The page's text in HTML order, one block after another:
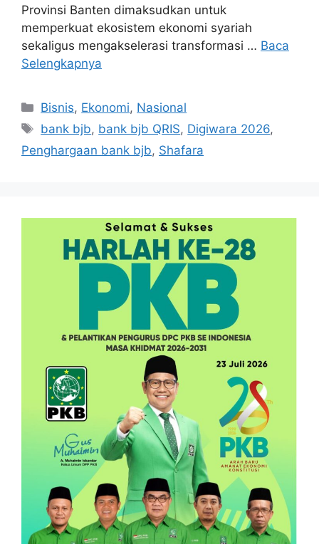
Provinsi Banten dimaksudkan untuk
memperkuat ekosistem ekonomi syariah
sekaligus mengakselerasi transformasi … Baca
Selengkapnya
Kategori
Bisnis, Ekonomi, Nasional
Tag
bank bjb, bank bjb QRIS, Digiwara 2026,
Penghargaan bank bjb, Shafara